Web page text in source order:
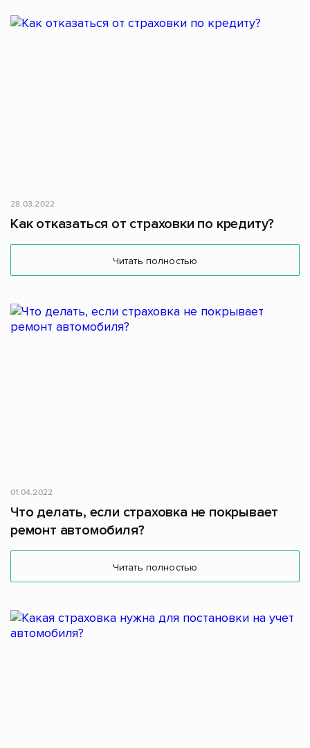
28.03.2022
Как отказаться от страховки по кредиту?
Читать полностью
01.04.2022
Что делать, если страховка не покрывает
ремонт автомобиля?
Читать полностью